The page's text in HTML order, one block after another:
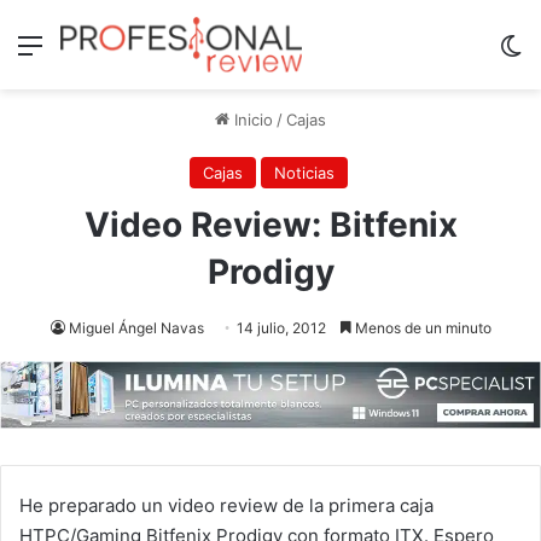
Menú
Inicio /Cajas
Cajas Noticias
Video Review: Bitfenix
Prodigy
Miguel Ángel Navas 14 julio, 2012 Menos de un minuto
He preparado un video review de la primera caja
HTPC/Gaming Bitfenix Prodigy con formato ITX. Espero